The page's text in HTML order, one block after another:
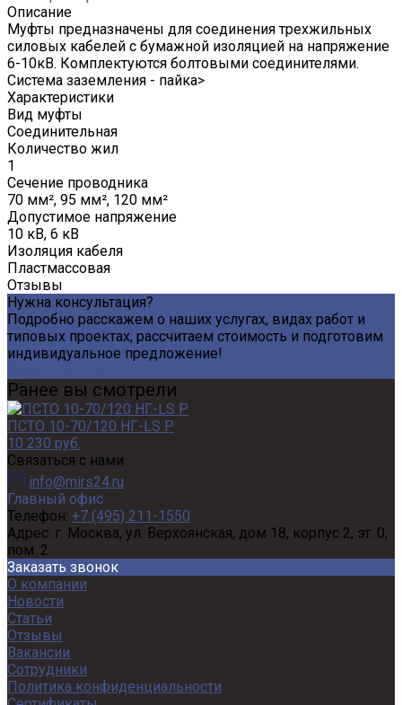
Описание
Муфты предназначены для соединения трехжильных
силовых кабелей с бумажной изоляцией на напряжение
6-10кВ. Комплектуются болтовыми соединителями.
Система заземления - пайка>
Характеристики
Вид муфты
Соединительная
Количество жил
1
Сечение проводника
70 мм², 95 мм², 120 мм²
Допустимое напряжение
10 кВ, 6 кВ
Изоляция кабеля
Пластмассовая
Отзывы
Нужна консультация?
Подробно расскажем о наших услугах, видах работ и
типовых проектах, рассчитаем стоимость и подготовим
индивидуальное предложение!
Ранее вы смотрели
ПСТО 10-70/120 НГ-LS Р
10 230 руб.
Связаться с нами
info@mirs24.ru
Главный офис
Телефон: +7 (495) 211-1550
Адрес: г. Москва, ул. Верхоянская, дом 18, корпус 2, эт. 0,
пом. 2
Заказать звонок
О компании
Новости
Статьи
Отзывы
Вакансии
Сотрудники
Политика конфиденциальности